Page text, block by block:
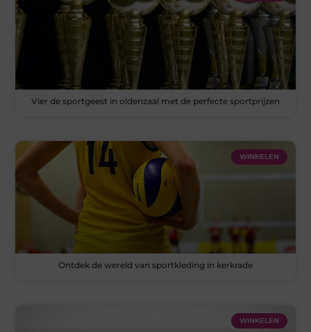
Vier de sportgeest in oldenzaal met de perfecte sportprijzen
WINKELEN
Ontdek de wereld van sportkleding in kerkrade
WINKELEN